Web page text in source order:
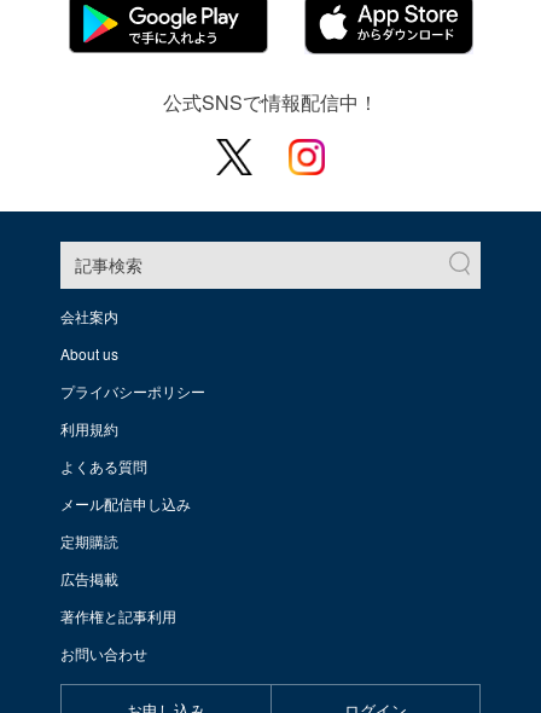
公式SNSで情報配信中！
記事検索
会社案内
About us
プライバシーポリシー
利用規約
よくある質問
メール配信申し込み
定期購読
広告掲載
著作権と記事利用
お問い合わせ